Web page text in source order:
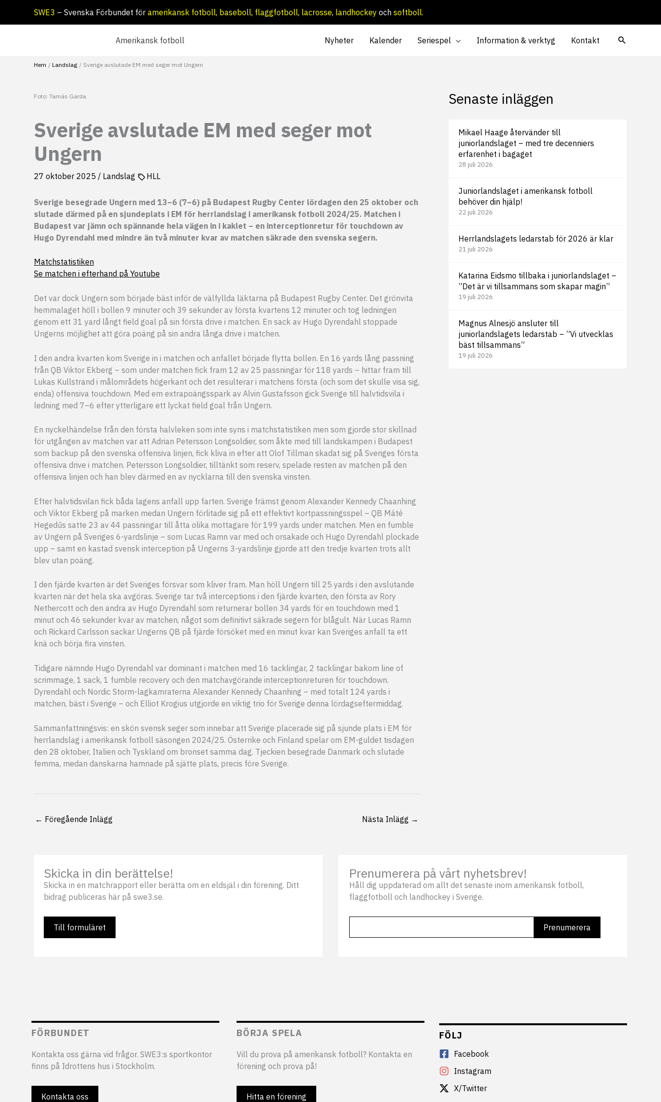
SWE3 – Svenska Förbundet för amerikansk fotboll, baseboll, flaggfotboll, lacrosse, landhockey och softboll.
Amerikansk fotboll Nyheter Kalender Seriespel Information & verktyg Kontakt
Hem Landslag Sverige avslutade EM med seger mot Ungern
Foto: Tamás Garda
Sverige avslutade EM med seger mot
Ungern
27 oktober 2025 / Landslag HLL
Sverige besegrade Ungern med 13–6 (7–6) på Budapest Rugby Center lördagen den 25 oktober och
slutade därmed på en sjundeplats i EM för herrlandslag i amerikansk fotboll 2024/25. Matchen i
Budapest var jämn och spännande hela vägen in i kaklet – en interceptionretur för touchdown av
Hugo Dyrendahl med mindre än två minuter kvar av matchen säkrade den svenska segern.
Matchstatistiken
Se matchen i efterhand på Youtube
Det var dock Ungern som började bäst inför de välfyllda läktarna på Budapest Rugby Center. Det grönvita
hemmalaget höll i bollen 9 minuter och 39 sekunder av första kvartens 12 minuter och tog ledningen
genom ett 31 yard långt field goal på sin första drive i matchen. En sack av Hugo Dyrendahl stoppade
Ungerns möjlighet att göra poäng på sin andra långa drive i matchen.
I den andra kvarten kom Sverige in i matchen och anfallet började flytta bollen. En 16 yards lång passning
från QB Viktor Ekberg – som under matchen fick fram 12 av 25 passningar för 118 yards – hittar fram till
Lukas Kullstrand i målområdets högerkant och det resulterar i matchens första (och som det skulle visa sig,
enda) offensiva touchdown. Med em extrapoängsspark av Alvin Gustafsson gick Sverige till halvtidsvila i
ledning med 7–6 efter ytterligare ett lyckat field goal från Ungern.
En nyckelhändelse från den första halvleken som inte syns i matchstatistiken men som gjorde stor skillnad
för utgången av matchen var att Adrian Petersson Longsoldier, som åkte med till landskampen i Budapest
som backup på den svenska offensiva linjen, fick kliva in efter att Olof Tillman skadat sig på Sveriges första
offensiva drive i matchen. Petersson Longsoldier, tilltänkt som reserv, spelade resten av matchen på den
offensiva linjen och han blev därmed en av nycklarna till den svenska vinsten.
Efter halvtidsvilan fick båda lagens anfall upp farten. Sverige främst genom Alexander Kennedy Chaanhing
och Viktor Ekberg på marken medan Ungern förlitade sig på ett effektivt kortpassningsspel – QB Máté
Hegedűs satte 23 av 44 passningar till åtta olika mottagare för 199 yards under matchen. Men en fumble
av Ungern på Sveriges 6-yardslinje – som Lucas Ramn var med och orsakade och Hugo Dyrendahl plockade
upp – samt en kastad svensk interception på Ungerns 3-yardslinje gjorde att den tredje kvarten trots allt
blev utan poäng.
I den fjärde kvarten är det Sveriges försvar som kliver fram. Man höll Ungern till 25 yards i den avslutande
kvarten när det hela ska avgöras. Sverige tar två interceptions i den fjärde kvarten, den första av Rory
Nethercott och den andra av Hugo Dyrendahl som returnerar bollen 34 yards för en touchdown med 1
minut och 46 sekunder kvar av matchen, något som definitivt säkrade segern för blågult. När Lucas Ramn
och Rickard Carlsson sackar Ungerns QB på fjärde försöket med en minut kvar kan Sveriges anfall ta ett
knä och börja fira vinsten.
Tidigare nämnde Hugo Dyrendahl var dominant i matchen med 16 tacklingar, 2 tacklingar bakom line of
scrimmage, 1 sack, 1 fumble recovery och den matchavgörande interceptionreturen för touchdown.
Dyrendahl och Nordic Storm-lagkamraterna Alexander Kennedy Chaanhing – med totalt 124 yards i
matchen, bäst i Sverige – och Elliot Krogius utgjorde en viktig trio för Sverige denna lördagseftermiddag.
Sammanfattningsvis: en skön svensk seger som innebar att Sverige placerade sig på sjunde plats i EM för
herrlandslag i amerikansk fotboll säsongen 2024/25. Österrike och Finland spelar om EM-guldet tisdagen
den 28 oktober, Italien och Tyskland om bronset samma dag. Tjeckien besegrade Danmark och slutade
femma, medan danskarna hamnade på sjätte plats, precis före Sverige.
← Föregående Inlägg Nästa Inlägg →
Senaste inläggen
Mikael Haage återvänder till
juniorlandslaget – med tre decenniers
erfarenhet i bagaget
28 juli 2026
Juniorlandslaget i amerikansk fotboll
behöver din hjälp!
22 juli 2026
Herrlandslagets ledarstab för 2026 är klar
21 juli 2026
Katarina Eidsmo tillbaka i juniorlandslaget –
”Det är vi tillsammans som skapar magin”
19 juli 2026
Magnus Alnesjö ansluter till
juniorlandslagets ledarstab – ”Vi utvecklas
bäst tillsammans”
19 juli 2026
Skicka in din berättelse!
Skicka in en matchrapport eller berätta om en eldsjäl i din förening. Ditt
bidrag publiceras här på swe3.se.
Till formuläret
Prenumerera på vårt nyhetsbrev!
Håll dig uppdaterad om allt det senaste inom amerikansk fotboll,
flaggfotboll och landhockey i Sverige.
FÖRBUNDET
Kontakta oss gärna vid frågor. SWE3:s sportkontor
finns på Idrottens hus i Stockholm.
Kontakta oss
BÖRJA SPELA
Vill du prova på amerikansk fotboll? Kontakta en
förening och prova på!
Hitta en förening
FÖLJ
Facebook
Instagram
X/Twitter